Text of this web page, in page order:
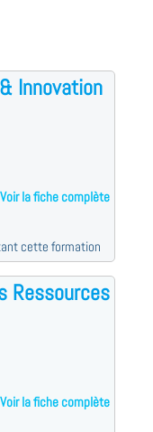
Innovation
Voir la fiche complète
cette formation
Ressources
Voir la fiche complète